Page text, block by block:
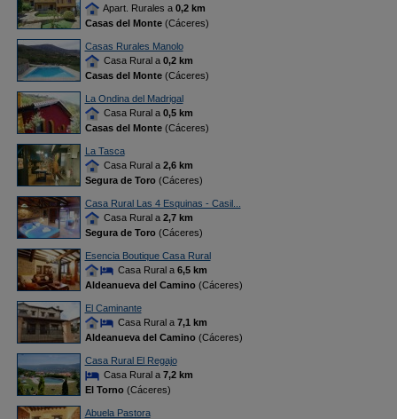
Apart. Rurales a 0,2 km
Casas del Monte(Cáceres)
Casas Rurales Manolo
Casa Rural a 0,2 km
Casas del Monte(Cáceres)
La Ondina del Madrigal
Casa Rural a 0,5 km
Casas del Monte(Cáceres)
La Tasca
Casa Rural a 2,6 km
Segura de Toro(Cáceres)
Casa Rural Las 4 Esquinas - Casil...
Casa Rural a 2,7 km
Segura de Toro(Cáceres)
Esencia Boutique Casa Rural
Casa Rural a 6,5 km
Aldeanueva del Camino(Cáceres)
El Caminante
Casa Rural a 7,1 km
Aldeanueva del Camino(Cáceres)
Casa Rural El Regajo
Casa Rural a 7,2 km
El Torno(Cáceres)
Abuela Pastora